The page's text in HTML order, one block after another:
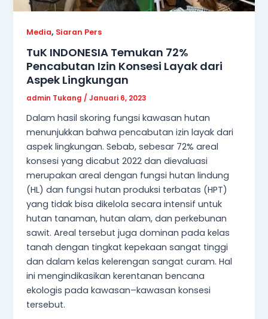
Media, Siaran Pers
TuK INDONESIA Temukan 72%
Pencabutan Izin Konsesi Layak dari
Aspek Lingkungan
admin Tukang/Januari 6, 2023
Dalam hasil skoring fungsi kawasan hutan
menunjukkan bahwa pencabutan izin layak dari
aspek lingkungan. Sebab, sebesar 72% areal
konsesi yang dicabut 2022 dan dievaluasi
merupakan areal dengan fungsi hutan lindung
(HL) dan fungsi hutan produksi terbatas (HPT)
yang tidak bisa dikelola secara intensif untuk
hutan tanaman, hutan alam, dan perkebunan
sawit. Areal tersebut juga dominan pada kelas
tanah dengan tingkat kepekaan sangat tinggi
dan dalam kelas kelerengan sangat curam. Hal
ini mengindikasikan kerentanan bencana
ekologis pada kawasan–kawasan konsesi
tersebut.